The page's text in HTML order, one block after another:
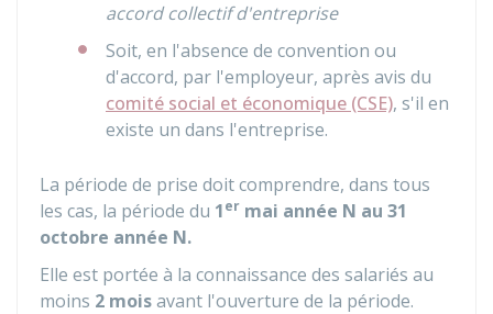
accord collectif d'entreprise
Soit, en l'absence de convention ou
d'accord, par l'employeur, après avis du
comité social et économique (CSE), s'il en
existe un dans l'entreprise.
La période de prise doit comprendre, dans tous
les cas, la période du 1er mai année N au 31
octobre année N.
Elle est portée à la connaissance des salariés au
moins 2 moisavant l'ouverture de la période.